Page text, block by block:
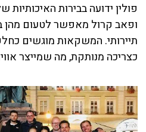
פולין ידועה בבירות
ופאב קרול מאפשר לטעום מהן
תיירותי. המשקאות מוגשים
כצריכה מנותקת, מה שמייצר